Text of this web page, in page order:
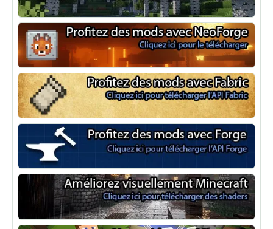
Optifine
NeoForge
Minecraft Fabric
Minecraft Forge
Shaders Minecraft